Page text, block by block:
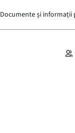
Documente și informații